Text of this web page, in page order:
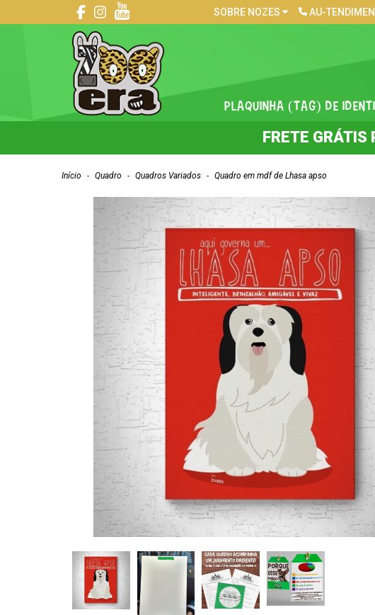
SOBRE NOZES AU-
PLAQUINHA (TAG) DE
FRETE GRÁTIS
Início - Quadro - Quadros Variados - Quadro em mdf de Lhasa apso